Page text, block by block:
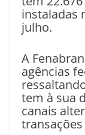
instaladas
julho.
A
agências
tem à sua
canais